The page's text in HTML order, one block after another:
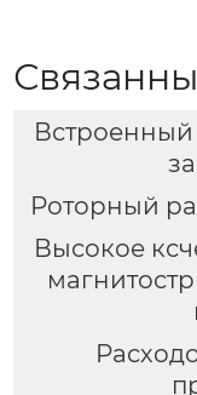
Роторный
Высокое